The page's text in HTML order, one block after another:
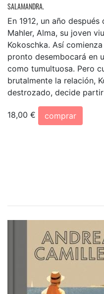
SALAMANDRA.
En 1912, un año
Mahler, Alma, su joven
Kokoschka. Así
pronto desembocará en
como tumultuosa. Pero
brutalmente la relación,
destrozado, decide
18,00 €
comprar